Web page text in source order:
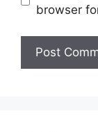
browser